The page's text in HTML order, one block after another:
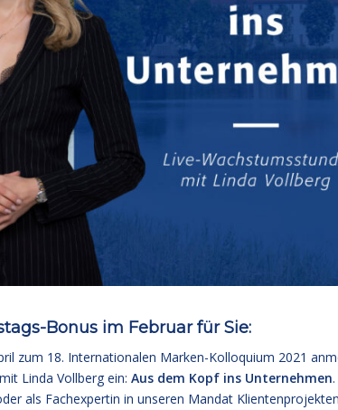
Bonus im Februar für Sie:
zum 18. Internationalen Marken-Kolloquium 2021
Linda Vollberg ein: Aus dem Kopf ins Unternehmen
als Fachexpertin in unseren Mandat